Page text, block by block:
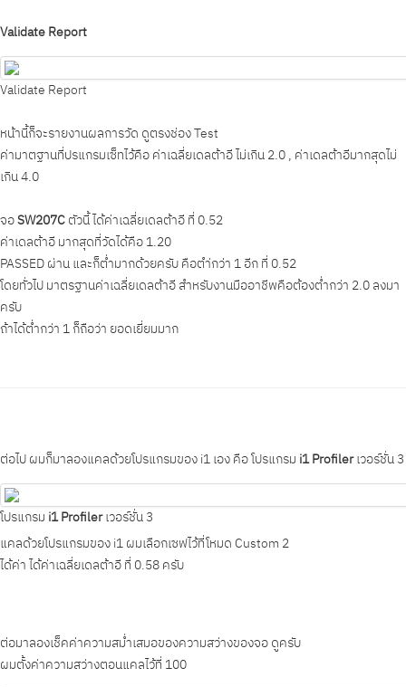
Validate Report
Validate Report
หน้านี้ก็จะรายงานผลการวัด ดูตรงช่องTest
ค่ามาตฐานที่ปรแกรมเซ็ทไว้คือค่าเฉลี่ยเดลต้าอี ไม่เกิน 2.0 , ค่าเดลต้าอีมากสุดไม่
เกิน 4.0
จอSW207Cตัวนี้ ได้ค่าเฉลี่ยเดลต้าอี ที่ 0.52
ค่าเดลต้าอี มากสุดที่วัดได้คือ 1.20
PASSED ผ่านและก็ต่ำมากด้วยครับ คือตำ่กว่า 1 อีก ที่ 0.52
โดยทั่วไป มาตรฐานค่าเฉลี่ยเดลต้าอี สำหรับงานมืออาชีพคือต้องต่ำกว่า 2.0 ลงมา
ครับ
ถ้าได้ต่ำกว่า 1 ก็ถือว่า ยอดเยี่ยมมาก
ต่อไป ผมก็มาลองแคลด้วยโปรแกรมของ i1 เอง คือโปรแกรม i1 Profilerเวอร์ชั่น 3
โปรแกรม i1 Profilerเวอร์ชั่น 3
แคลด้วยโปรแกรมของ i1 ผมเลือกเซฟไว้ที่โหมด Custom 2
ได้ค่า ได้ค่าเฉลี่ยเดลต้าอี ที่ 0.58ครับ
ต่อมาลองเช็คค่าความสม่ำเสมอของความสว่างของจอ ดูครับ
ผมตั้งค่าความสว่างตอนแคลไว้ที่ 100